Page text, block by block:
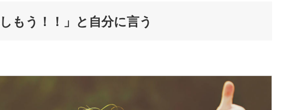
もう！！」と自分に言う